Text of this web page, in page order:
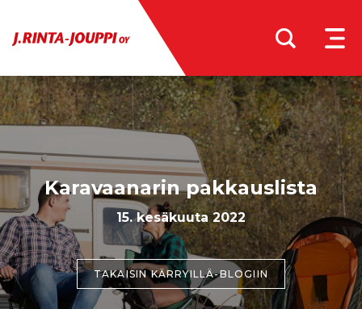
Karavaanarin pakkauslista
15. kesäkuuta 2022
TAKAISIN KÄRRYILLÄ-BLOGIIN